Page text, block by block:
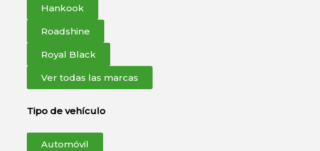
Hankook
Roadshine
Royal Black
Ver todas las marcas
Tipo de vehículo
Automóvil